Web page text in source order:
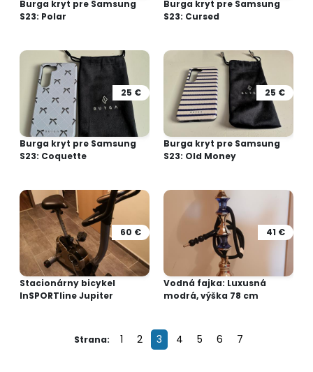
Burga kryt pre Samsung
S23: Polar
Burga kryt pre Samsung
S23: Cursed
25 €
Burga kryt pre Samsung
S23: Coquette
25 €
Burga kryt pre Samsung
S23: Old Money
60 €
Stacionárny bicykel
InSPORTline Jupiter
41 €
Vodná fajka: Luxusná
modrá, výška 78 cm
Strana: 1 2 3 4 5 6 7